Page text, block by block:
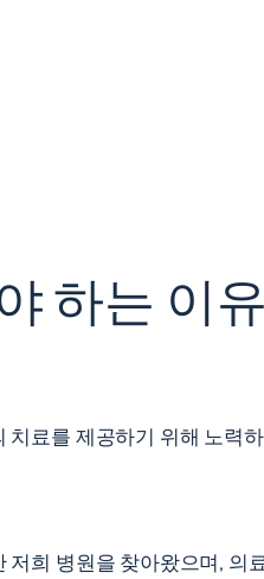
하는 이유
료를 제공하기 위해 노력
희 병원을 찾아왔으며, 의